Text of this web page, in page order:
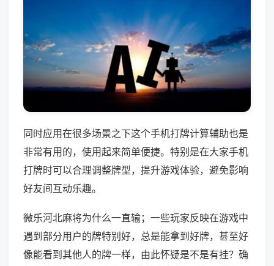
同时应用在很多场景之下这个手机打牌计算辅助也是
非常有用的，使用起来简单便捷。特别是在大家手机
打牌时可以合理调整牌型，提升游戏体验，避免影响
好友间互动乐趣。
微乐河北麻将为什么一直输；一些玩家反映在游戏中
遇到部分用户的牌特别好，总是能拿到好牌，甚至好
像能看到其他人的牌一样，由此怀疑是不是有挂？确